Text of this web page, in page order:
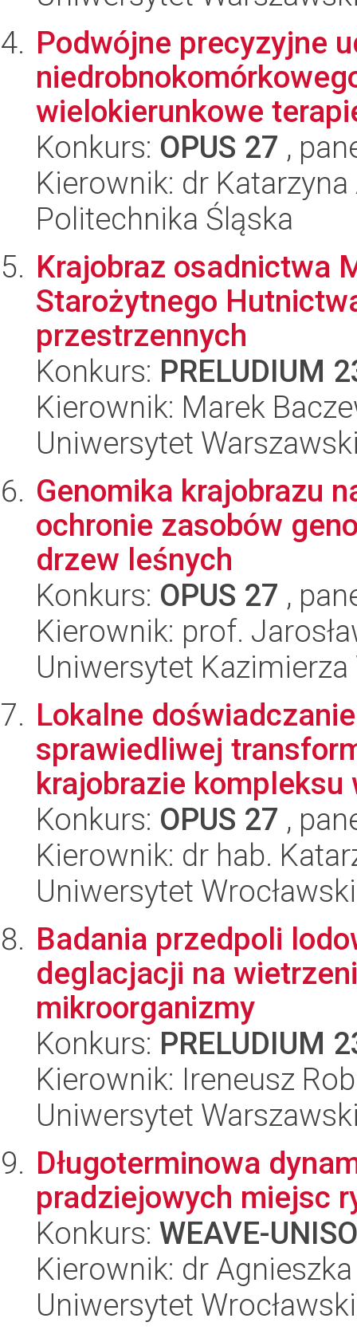
Podwójne precyzyjne
wielokierunkowe
Konkurs: OPUS 27 ,
Kierownik: dr
Politechnika Śląska
Krajobraz osadnictwa
Starożytnego
przestrzennych
Konkurs: PRELUDIUM
Kierownik: Marek
Uniwersytet
Genomika krajobrazu
ochronie zasobów
drzew leśnych
Konkurs: OPUS 27 ,
Kierownik: prof.
Uniwersytet
Lokalne
sprawiedliwej
krajobrazie kompleksu
Konkurs: OPUS 27 ,
Kierownik: dr hab.
Uniwersytet Wrocławski
Badania przedpoli
deglacjacji na
mikroorganizmy
Konkurs: PRELUDIUM
Kierownik: Ireneusz
Uniwersytet
Długoterminowa
pradziejowych miejsc
Konkurs: WEAVE-
Kierownik: dr Agnieszka
Uniwersytet Wrocławski